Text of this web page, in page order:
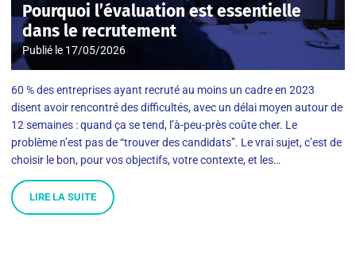
Pourquoi l’évaluation est essentielle
dans le recrutement
Publié le 17/05/2026
60 % des entreprises ayant recruté au moins un cadre en 2023
disent avoir rencontré des difficultés, avec un délai moyen autour de
12 semaines : quand ça se tend, l’à-peu-près coûte cher. Le
problème n’est pas de “trouver des candidats”. Le vrai sujet, c’est de
choisir le bon, pour vos objectifs, votre contexte, et les…
LIRE LA SUITE